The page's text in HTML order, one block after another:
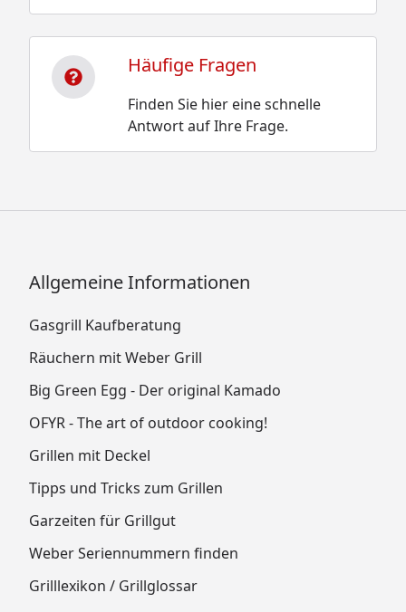
Häufige Fragen
Finden Sie hier eine schnelle
Antwort auf Ihre Frage.
Allgemeine Informationen
Gasgrill Kaufberatung
Räuchern mit Weber Grill
Big Green Egg - Der original Kamado
OFYR - The art of outdoor cooking!
Grillen mit Deckel
Tipps und Tricks zum Grillen
Garzeiten für Grillgut
Weber Seriennummern finden
Grilllexikon / Grillglossar